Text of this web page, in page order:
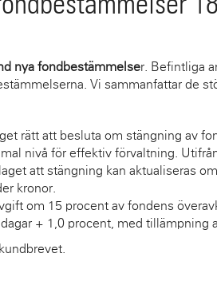
nya fondbestämmelser. Befintliga
Vi sammanfattar de
rätt att besluta om stängning av
nivå för effektiv förvaltning.
att stängning kan aktualiseras om
kronor.
om 15 procent av fondens
+ 1,0 procent, med tillämpning